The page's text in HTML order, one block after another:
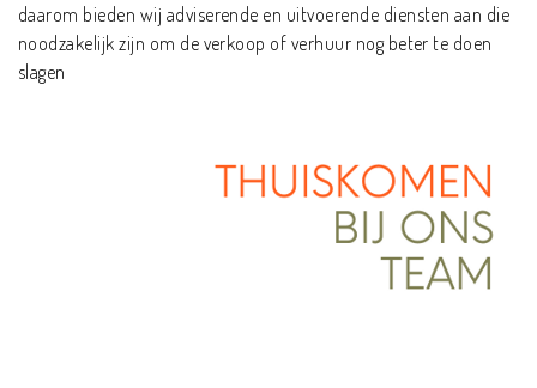
daarom bieden wij adviserende en uitvoerende diensten aan die
noodzakelijk zijn om de verkoop of verhuur nog beter te doen
slagen